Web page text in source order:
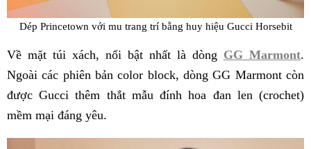
Dép Princetown với mu trang trí bằng huy hiệu Gucci Horsebit
Về mặt túi xách, nổi bật nhất là dòng GG Marmont.
Ngoài các phiên bản color block, dòng GG Marmont còn
được Gucci thêm thắt mẫu đính hoa đan len (crochet)
mềm mại đáng yêu.